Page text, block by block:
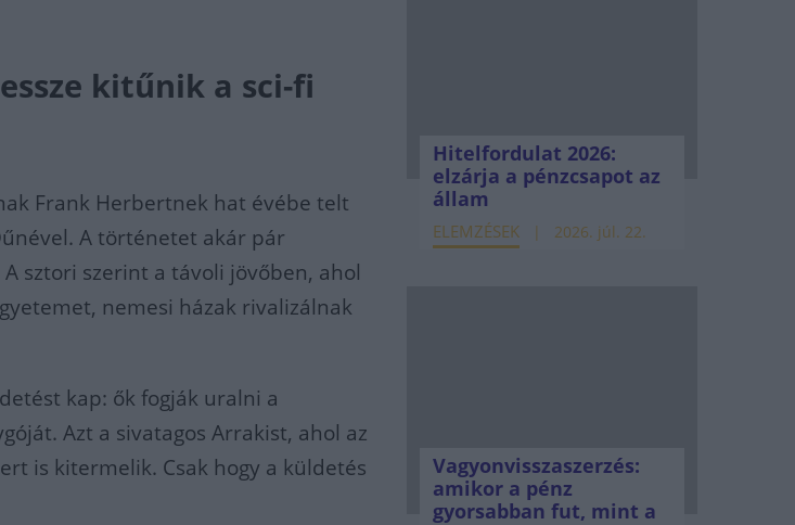
kitűnik a sci-fi
Frank Herbertnek hat évébe telt
A történetet akár pár
sztori szerint a távoli jövőben, ahol
nemesi házak rivalizálnak
kap: ők fogják uralni a
Azt a sivatagos Arrakist, ahol az
is kitermelik. Csak hogy a küldetés
Hitelfordulat 2026:
elzárja a pénzcsapot az
állam
ELEMZÉSEK 2026. júl. 22.
Vagyonvisszaszerzés:
amikor a pénz
gyorsabban fut, mint a